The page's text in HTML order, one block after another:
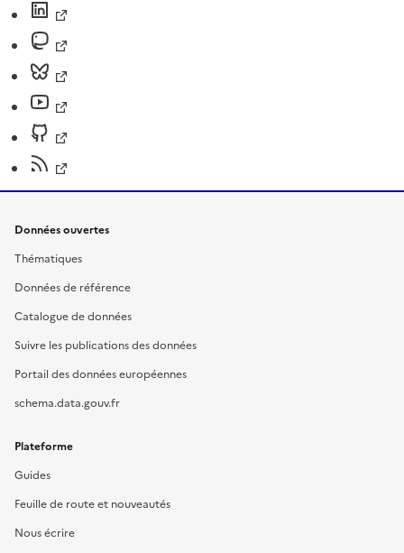
Données ouvertes
Thématiques
Données de référence
Catalogue de données
Suivre les publications des données
Portail des données européennes
schema.data.gouv.fr
Plateforme
Guides
Feuille de route et nouveautés
Nous écrire